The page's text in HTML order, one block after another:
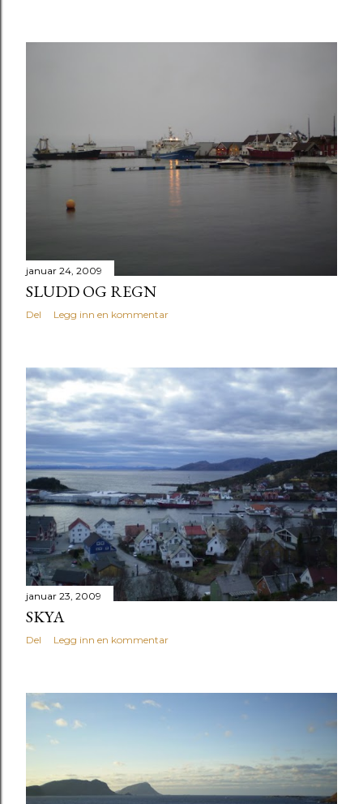
januar 24, 2009
SLUDD OG REGN
Del Legg inn en kommentar
januar 23, 2009
SKYA
Del Legg inn en kommentar